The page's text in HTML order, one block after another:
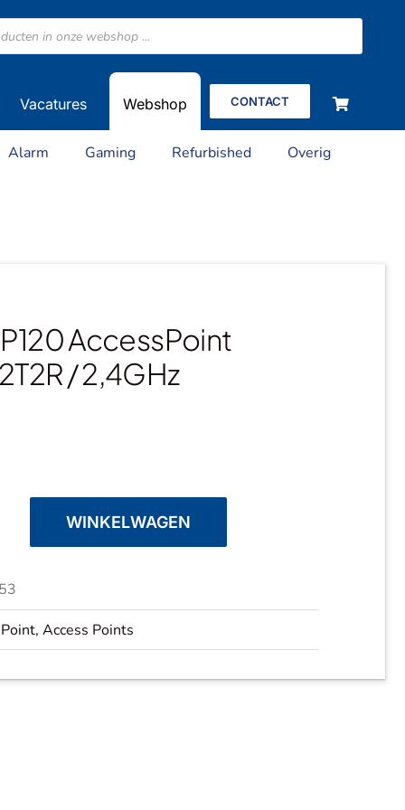
Vacatures Webshop CONTACT
Alarm Gaming Refurbished Overig
AccessPoint
/ 2,4GHz
WINKELWAGEN
, Access Points